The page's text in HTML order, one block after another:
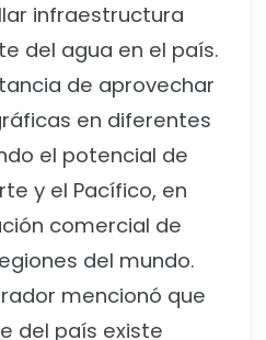
infraestructura
del agua en el país.
de aprovechar
en diferentes
el potencial de
y el Pacífico, en
comercial de
del mundo.
mencionó que
del país existe